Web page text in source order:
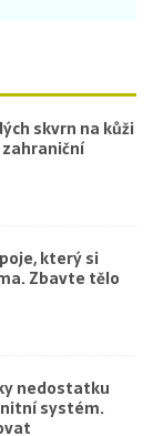
skvrn na kůži
který si
Zbavte tělo
nedostatku
systém.